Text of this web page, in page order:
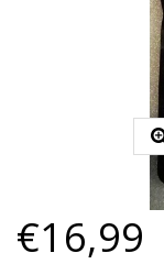
€16,99